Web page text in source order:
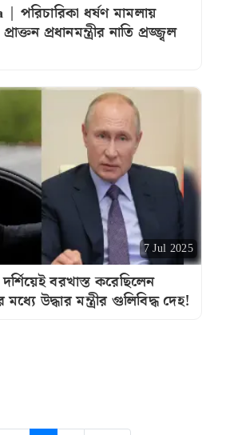
ধর্ষণ মামলায়
প্রধানমন্ত্রীর নাতি প্রজ্জ্বল
7 Jul 2025
বরখাস্ত করেছিলেন
উদ্ধার মন্ত্রীর গুলিবিদ্ধ দেহ!